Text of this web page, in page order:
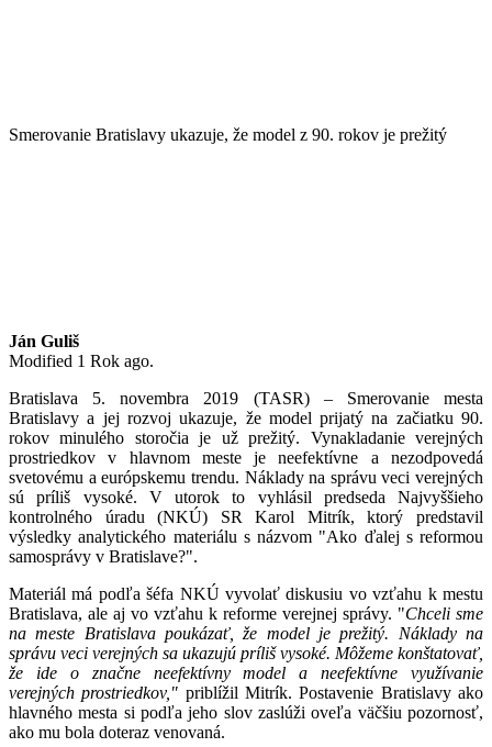
Smerovanie Bratislavy ukazuje, že model z 90. rokov je prežitý
Ján Guliš
Modified 1 Rok ago.
Bratislava 5. novembra 2019 (TASR) – Smerovanie mesta
Bratislavy a jej rozvoj ukazuje, že model prijatý na začiatku 90.
rokov minulého storočia je už prežitý. Vynakladanie verejných
prostriedkov v hlavnom meste je neefektívne a nezodpovedá
svetovému a európskemu trendu. Náklady na správu veci verejných
sú príliš vysoké. V utorok to vyhlásil predseda Najvyššieho
kontrolného úradu (NKÚ) SR Karol Mitrík, ktorý predstavil
výsledky analytického materiálu s názvom "Ako ďalej s reformou
samosprávy v Bratislave?".
Materiál má podľa šéfa NKÚ vyvolať diskusiu vo vzťahu k mestu
Bratislava, ale aj vo vzťahu k reforme verejnej správy. "Chceli sme
na meste Bratislava poukázať, že model je prežitý. Náklady na
správu veci verejných sa ukazujú príliš vysoké. Môžeme konštatovať,
že ide o značne neefektívny model a neefektívne využívanie
verejných prostriedkov," priblížil Mitrík. Postavenie Bratislavy ako
hlavného mesta si podľa jeho slov zaslúži oveľa väčšiu pozornosť,
ako mu bola doteraz venovaná.